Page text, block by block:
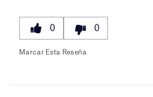
0 0
Marcar Esta Reseña